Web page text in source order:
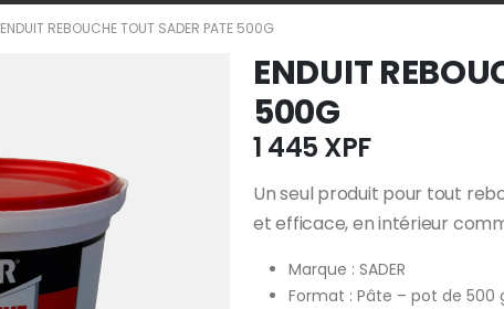
ENDUIT REBOUCHE TOUT SADER PATE 500G
ENDUIT
500G
1 445 XPF
Un seul produit pour tout
et efficace, en intérieur
Marque : SADER
Format : Pâte – pot de 500